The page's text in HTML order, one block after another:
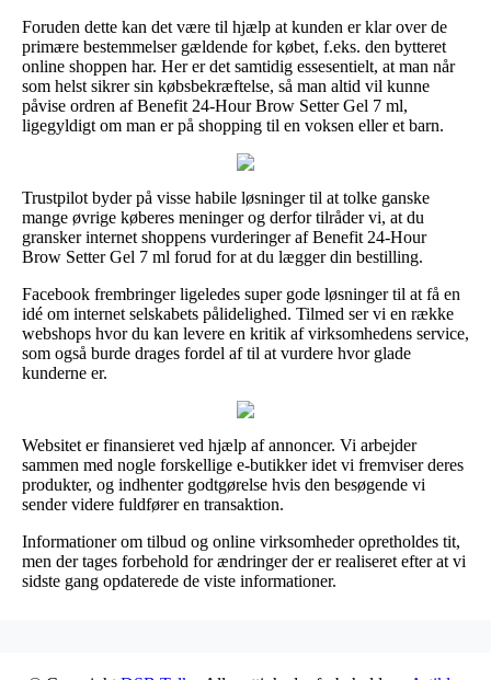
Foruden dette kan det være til hjælp at kunden er klar over de
primære bestemmelser gældende for købet, f.eks. den bytteret
online shoppen har. Her er det samtidig essesentielt, at man når
som helst sikrer sin købsbekræftelse, så man altid vil kunne
påvise ordren af Benefit 24-Hour Brow Setter Gel 7 ml,
ligegyldigt om man er på shopping til en voksen eller et barn.
Trustpilot byder på visse habile løsninger til at tolke ganske
mange øvrige køberes meninger og derfor tilråder vi, at du
gransker internet shoppens vurderinger af Benefit 24-Hour
Brow Setter Gel 7 ml forud for at du lægger din bestilling.
Facebook frembringer ligeledes super gode løsninger til at få en
idé om internet selskabets pålidelighed. Tilmed ser vi en række
webshops hvor du kan levere en kritik af virksomhedens service,
som også burde drages fordel af til at vurdere hvor glade
kunderne er.
Websitet er finansieret ved hjælp af annoncer. Vi arbejder
sammen med nogle forskellige e-butikker idet vi fremviser deres
produkter, og indhenter godtgørelse hvis den besøgende vi
sender videre fuldfører en transaktion.
Informationer om tilbud og online virksomheder opretholdes tit,
men der tages forbehold for ændringer der er realiseret efter at vi
sidste gang opdaterede de viste informationer.